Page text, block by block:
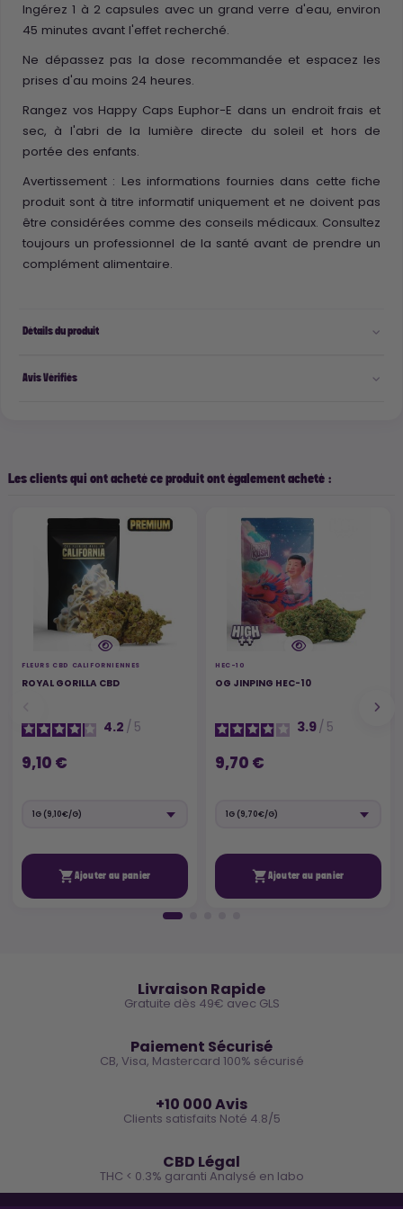
Ingérez 1 à 2 capsules avec un grand verre d'eau, environ
45 minutes avant l'effet recherché.
Ne dépassez pas la dose recommandée et espacez les
prises d'au moins 24 heures.
Rangez vos Happy Caps Euphor-E dans un endroit frais et
sec, à l'abri de la lumière directe du soleil et hors de
portée des enfants.
Avertissement : Les informations fournies dans cette fiche
produit sont à titre informatif uniquement et ne doivent pas
être considérées comme des conseils médicaux. Consultez
toujours un professionnel de la santé avant de prendre un
complément alimentaire.
Détails du produit
Avis Vérifiés
Les clients qui ont acheté ce produit ont également acheté :
FLEURS CBD CALIFORNIENNES
ROYAL GORILLA CBD
4.2 / 5
9,10 €
Ajouter au panier
HEC-10
OG JINPING HEC-10
3.9/ 5
9,70 €
Ajouter au panier
Livraison Rapide
Gratuite dès 49€ avec GLS
Paiement Sécurisé
CB, Visa, Mastercard 100% sécurisé
+10 000 Avis
Clients satisfaits Noté 4.8/5
CBD Légal
THC < 0.3% garanti Analysé en labo